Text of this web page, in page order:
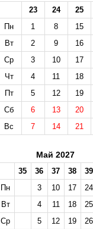
23 24
25
Пн
1 8
15
Вт
2 9
16
Ср
3 10
17
Чт
4 11
18
Пт
5 12
19
Сб
6 13
20
Вс
7 14 21
Май 2027
35 36 37 38
39
Пн
3 10 17
24
Вт
4 11 18
25
Ср
5 12 19
26